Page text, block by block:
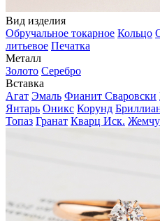
Вид изделия
Обручальное токарное Кольцо
литьевое Печатка
Металл
Золото Серебро
Вставка
Агат Эмаль Фианит Сваровски
Янтарь Оникс Корунд
Топаз Гранат Кварц Иск.